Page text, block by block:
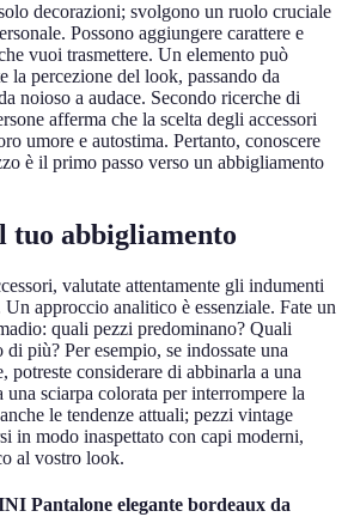
decorazioni; svolgono un ruolo cruciale
Possono aggiungere carattere e
vuoi trasmettere. Un elemento può
la percezione del look, passando da
noioso a audace. Secondo ricerche di
afferma che la scelta degli accessori
umore e autostima. Pertanto, conoscere
è il primo passo verso un abbigliamento
tuo abbigliamento
valutate attentamente gli indumenti
Un approccio analitico è essenziale. Fate un
quali pezzi predominano? Quali
più? Per esempio, se indossate una
potreste considerare di abbinarla a una
una sciarpa colorata per interrompere la
le tendenze attuali; pezzi vintage
in modo inaspettato con capi moderni,
al vostro look.
Pantalone elegante bordeaux da